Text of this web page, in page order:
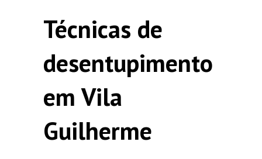
Técnicas de
desentupimento
em Vila
Guilherme